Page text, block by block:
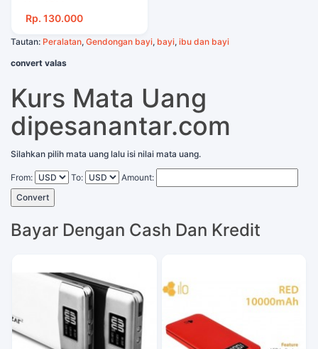
Rp. 130.000
Tautan: Peralatan, Gendongan bayi, bayi, ibu dan bayi
convert valas
Kurs Mata Uang
dipesanantar.com
Silahkan pilih mata uang lalu isi nilai mata uang.
From: To:
Amount:
Convert
Bayar Dengan Cash Dan Kredit